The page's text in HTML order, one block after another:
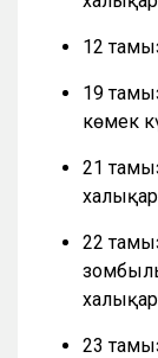
12
19
көмек
21
22
23